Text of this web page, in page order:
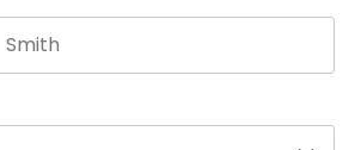
be left unchanged.